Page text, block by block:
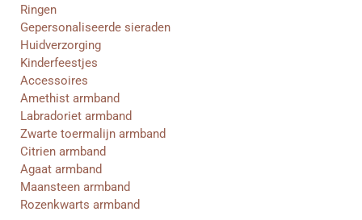
Ringen
Gepersonaliseerde sieraden
Huidverzorging
Kinderfeestjes
Accessoires
Amethist armband
Labradoriet armband
Zwarte toermalijn armband
Citrien armband
Agaat armband
Maansteen armband
Rozenkwarts armband